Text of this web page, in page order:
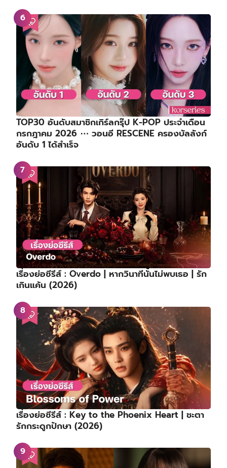
TOP30 อันดับสมาชิกเกิร์ลกรุ๊ป K-POP ประจำเดือน
กรกฎาคม 2026 ⋯ วอนอี RESCENE ครองบัลลังก์
อันดับ 1 ได้สำเร็จ
เรื่องย่อซีรีส์ : Overdo | หากวินาทีนั้นไม่พบเธอ | รัก
เกินแค้น (2026)
เรื่องย่อซีรีส์ : Key to the Phoenix Heart | ชะตา
รักกระดูกปักษา (2026)